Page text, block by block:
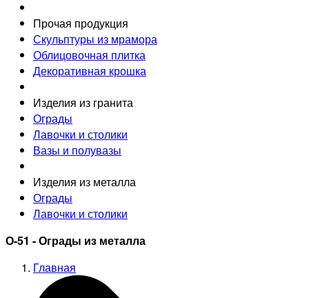
Прочая продукция
Скульптуры из мрамора
Облицовочная плитка
Декоративная крошка
Изделия из гранита
Ограды
Лавочки и столики
Вазы и полувазы
Изделия из металла
Ограды
Лавочки и столики
О-51 - Ограды из металла
Главная